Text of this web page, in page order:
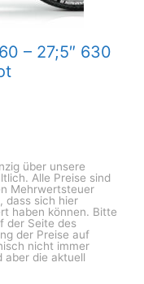
– 27;5″ 630
über unsere
Alle Preise sind
Mehrwertsteuer
dass sich hier
haben können. Bitte
der Seite des
der Preise auf
nicht immer
aber die aktuell